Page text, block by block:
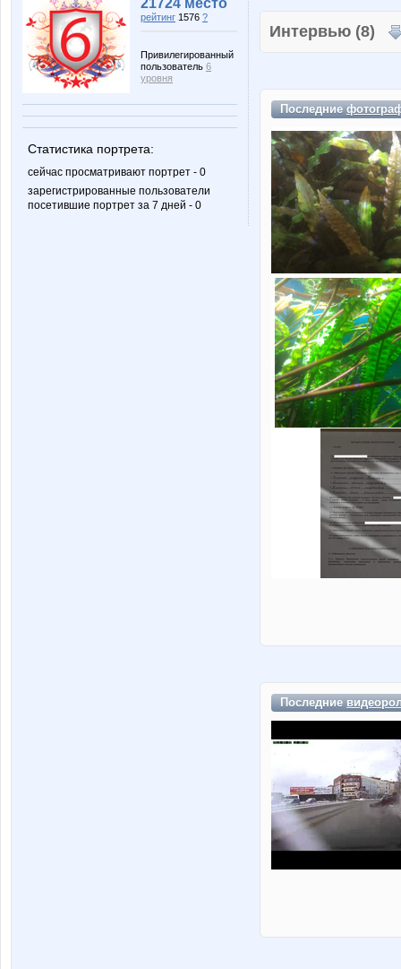
21724 место
рейтинг 1576 ?
Привилегированный
пользователь 6
уровня
Статистика портрета:
сейчас просматривают портрет - 0
зарегистрированные пользователи
посетившие портрет за 7 дней - 0
Интервью (8)
Последние
Последние